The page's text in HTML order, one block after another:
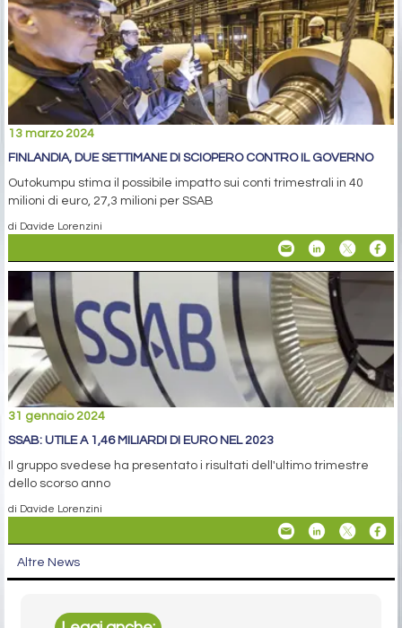
13 marzo 2024
FINLANDIA, DUE SETTIMANE DI SCIOPERO CONTRO IL GOVERNO
Outokumpu stima il possibile impatto sui conti trimestrali in 40
milioni di euro, 27,3 milioni per SSAB
di Davide Lorenzini
31 gennaio 2024
SSAB: UTILE A 1,46 MILIARDI DI EURO NEL 2023
Il gruppo svedese ha presentato i risultati dell'ultimo trimestre
dello scorso anno
di Davide Lorenzini
Altre News